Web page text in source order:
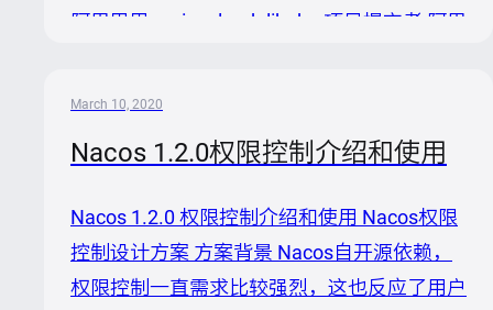
阿里巴巴 springcloudalibaba 项目提交者 阿里
里巴巴云原生日讲师 2019年第一季阿里巴巴
赛三等奖（国家级） 2017年大学生创新创业
大赛校级立项 2017年杭...
March 10, 2020
Nacos 1.2.0权限控制介绍和使用
Nacos 1.2.0 权限控制介绍和使用 Nacos权限
控制设计方案 方案背景 Nacos自开源依赖，
权限控制一直需求比较强烈，这也反应了用户